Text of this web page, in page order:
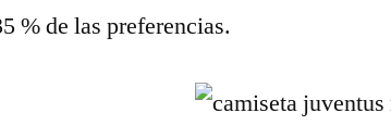
% de las preferencias.